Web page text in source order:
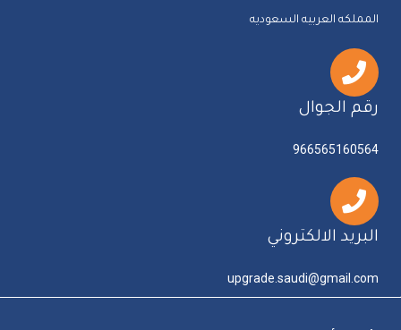
المملكه العربيه السعوديه
رقم الجوال
966565160564
البريد الالكتروني
upgrade.saudi@gmail.com